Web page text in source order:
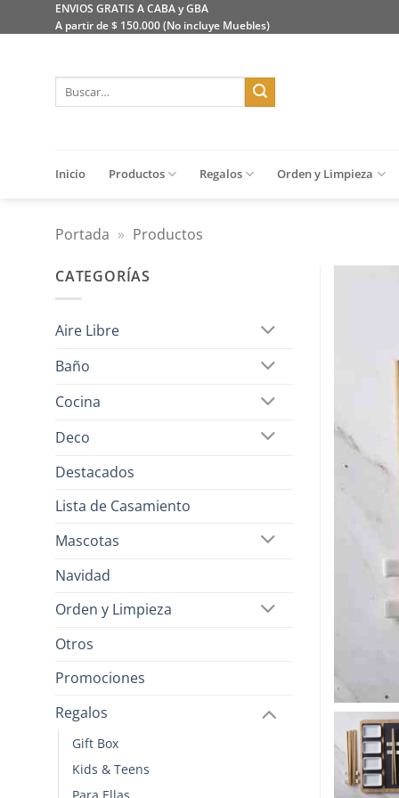
al
ENVIOS GRATIS A CABA y GBA
A partir de $ 150.000 (No incluye Muebles)
Buscar
Inicio Productos Regalos Orden y Limpieza
Portada » Productos
CATEGORÍAS
Aire Libre
Baño
Cocina
Deco
Destacados
Lista de Casamiento
Mascotas
Navidad
Orden y Limpieza
Otros
Promociones
Regalos
Gift Box
Kids & Teens